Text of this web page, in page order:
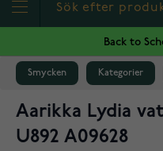
Back to
Smycken Kategorier
Aarikka Lydia
U892 A09628